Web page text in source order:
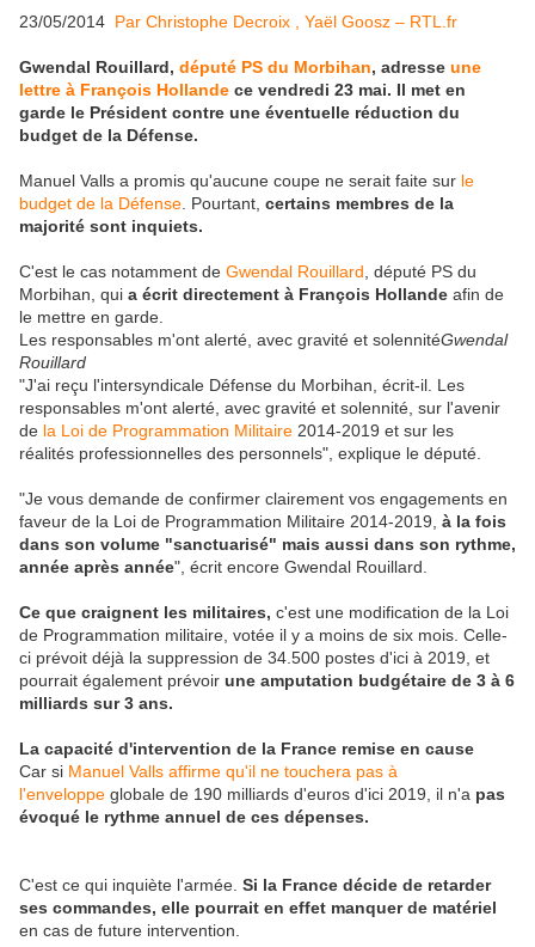
23/05/2014 Par Christophe Decroix , Yaël Goosz – RTL.fr
Gwendal Rouillard, député PS du Morbihan, adresse une
lettre à François Hollande ce vendredi 23 mai. Il met en
garde le Président contre une éventuelle réduction du
budget de la Défense.
Manuel Valls a promis qu'aucune coupe ne serait faite sur le
budget de la Défense . Pourtant, certains membres de la
majorité sont inquiets.
C'est le cas notamment de Gwendal Rouillard , député PS du
Morbihan, qui a écrit directement à François Hollande afin de
le mettre en garde.
Les responsables m'ont alerté, avec gravité et solennitéGwendal
Rouillard
"J'ai reçu l'intersyndicale Défense du Morbihan, écrit-il. Les
responsables m'ont alerté, avec gravité et solennité, sur l'avenir
de la Loi de Programmation Militaire 2014-2019 et sur les
réalités professionnelles des personnels", explique le député.
"Je vous demande de confirmer clairement vos engagements en
faveur de la Loi de Programmation Militaire 2014-2019, à la fois
dans son volume "sanctuarisé" mais aussi dans son rythme,
année après année", écrit encore Gwendal Rouillard.
Ce que craignent les militaires, c'est une modification de la Loi
de Programmation militaire, votée il y a moins de six mois. Celle-
ci prévoit déjà la suppression de 34.500 postes d'ici à 2019, et
pourrait également prévoir une amputation budgétaire de 3 à 6
milliards sur 3 ans.
La capacité d'intervention de la France remise en cause
Car si Manuel Valls affirme qu'il ne touchera pas à
l'enveloppe globale de 190 milliards d'euros d'ici 2019, il n'a pas
évoqué le rythme annuel de ces dépenses.
C'est ce qui inquiète l'armée. Si la France décide de retarder
ses commandes, elle pourrait en effet manquer de matériel
en cas de future intervention.